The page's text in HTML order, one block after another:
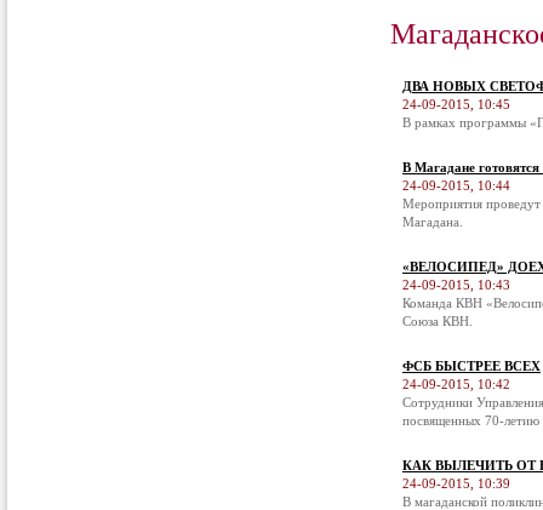
ДВА НОВЫХ
24-09-2015, 10:45
В рамках программы
В Магадане
24-09-2015, 10:44
Мероприятия
Магадана.
«ВЕЛОСИПЕД»
24-09-2015, 10:43
Команда КВН
Союза КВН.
ФСБ БЫСТРЕЕ ВСЕХ
24-09-2015, 10:42
Сотрудники
посвященных 70-летию
КАК ВЫЛЕЧИТЬ ОТ
24-09-2015, 10:39
В магаданской